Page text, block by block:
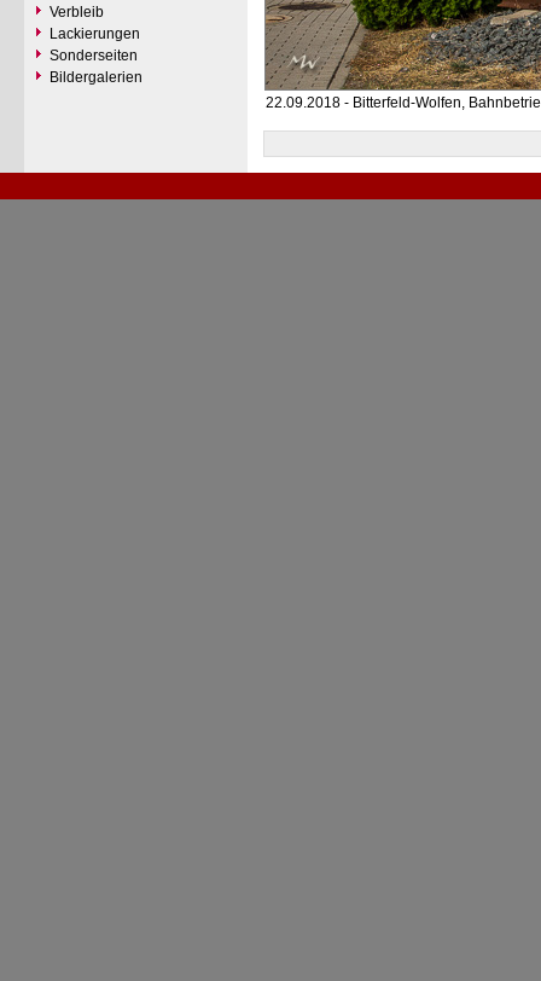
Verbleib
Lackierungen
Sonderseiten
Bildergalerien
22.09.2018 - Bitterfeld-Wolfen,